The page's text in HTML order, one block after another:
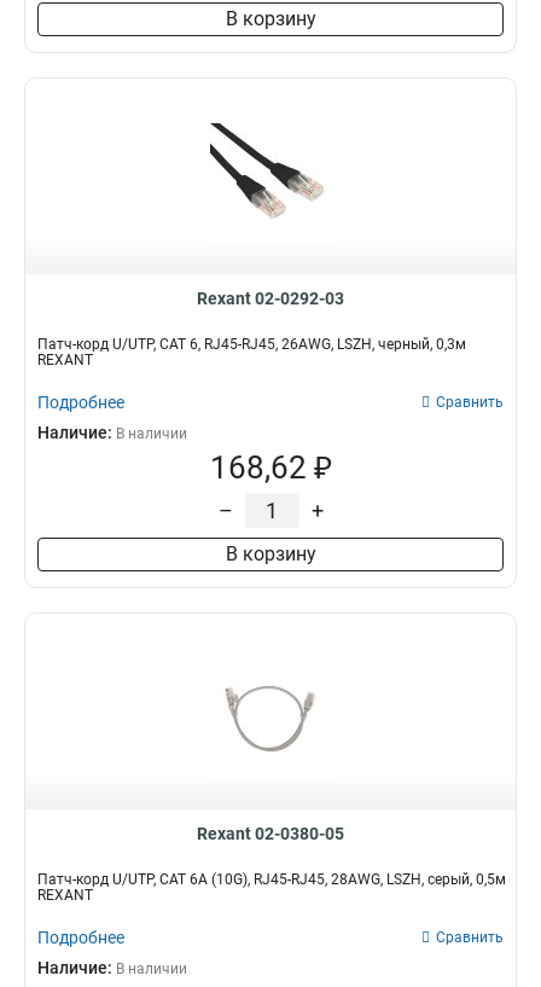
В корзину
Rexant 02-0292-03
Патч-корд U/UTP, CAT 6, RJ45-RJ45, 26AWG, LSZH, черный, 0,3м
REXANT
Подробнее Сравнить
Наличие: В наличии
168,62 ₽
– +
В корзину
Rexant 02-0380-05
Патч-корд U/UTP, CAT 6A (10G), RJ45-RJ45, 28AWG, LSZH, серый, 0,5м
REXANT
Подробнее Сравнить
Наличие: В наличии